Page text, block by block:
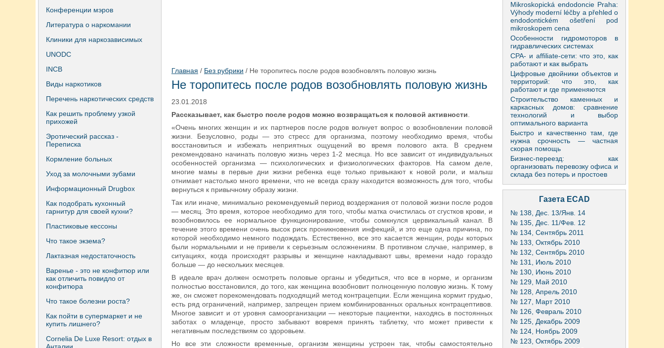
Конференции мэров
Литература о наркомании
Клиники для наркозависимых
UNODC
INCB
Виды наркотиков
Перечень наркотических средств
Как решить проблему узкой
прихожей
Эротический рассказ -
Переписка
Кормление больных
Уход за молочными зубами
Информационный Drugbox
Как подобрать кухонный
гарнитур для своей кухни?
Пластиковые кессоны
Что такое экзема?
Лактазная недостаточность
Варенье - это не конфитюр или
как отличить повидло от
конфитюра
Что такое болезни роста?
Как пойти в супермаркет и не
купить лишнего?
Сornelia De Luxe Resort: отдых в
Главная / Без рубрики / Не торопитесь после родов возобновлять половую жизнь
Не торопитесь после родов возобновлять половую жизнь
23.01.2018
Рассказывает, как быстро после родов можно возвращаться к половой активности
«Очень многих женщин и их партнеров после родов волнует вопрос о возобновлении половой
жизни. Безусловно, роды — это стресс для организма, поэтому необходимо время, чтобы
восстановиться и избежать неприятных ощущений во время полового акта. В среднем
рекомендовано начинать половую жизнь через 1-2 месяца. Но все зависит от индивидуальных
особенностей организма — психологических и физиологических факторов. На самом деле,
многие мамы в первые дни жизни ребенка еще только привыкают к новой роли, и малыш
отнимает настолько много времени, что не всегда сразу находится возможность для того, чтобы
вернуться к привычному образу жизни.
Так или иначе, минимально рекомендуемый период воздержания от половой жизни после родов
— месяц. Это время, которое необходимо для того, чтобы матка очистилась от сгустков крови, и
возобновилось ее нормальное функционирование, чтобы сомкнулся цервикальный канал. В
течение этого времени очень высок риск проникновения инфекций, и это еще одна причина, по
которой необходимо немного подождать. Естественно, все это касается женщин, роды которых
были нормальными и не привели к серьезным осложнениям. В противном случае, например, в
ситуациях, когда происходят разрывы и женщине накладывают швы, времени надо гораздо
больше — до нескольких месяцев.
В идеале врач должен осмотреть половые органы и убедиться, что все в норме, и организм
полностью восстановился, до того, как женщина возобновит полноценную половую жизнь. К тому
же, он сможет порекомендовать подходящий метод контрацепции. Если женщина кормит грудью,
есть ряд ограничений, например, запрещен прием комбинированных оральных контрацептивов.
Многое зависит и от уровня самоорганизации — некоторые пациентки, находясь в постоянных
заботах о младенце, просто забывают вовремя принять таблетку, что может привести к
негативным последствиям со здоровьем.
Но все эти сложности временные, организм женщины устроен так, чтобы самостоятельно
Mikroskopická endodoncie Praha:
Výhody moderní léčby a přehled o
endodontickém ošetření pod
mikroskopem cena
Особенности гидромоторов в
гидравлических системах
CPA- и affiliate-сети: что это, как
работают и как выбрать
Цифровые двойники объектов и
территорий: что это, как
работают и где применяются
Строительство каменных и
каркасных домов: сравнение
технологий и выбор
оптимального варианта
Быстро и качественно там, где
нужна срочность — частная
скорая помощь
Бизнес-переезд: как
организовать перевозку офиса и
склада без потерь и простоев
Газета ECAD
№ 138, Дес. 13/Янв. 14
№ 135, Дес. 11/Фев. 12
№ 134, Сентябрь 2011
№ 133, Октябрь 2010
№ 132, Сентябрь 2010
№ 131, Июль 2010
№ 130, Июнь 2010
№ 129, Май 2010
№ 128, Апрель 2010
№ 127, Март 2010
№ 126, Февраль 2010
№ 125, Декабрь 2009
№ 124, Ноябрь 2009
№ 123, Октябрь 2009